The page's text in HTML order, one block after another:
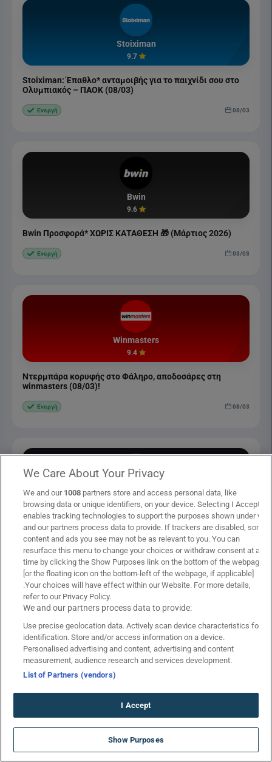
Stoiximan
9.7
Stoiximan: Έπαθλο* ανταμοιβής για το παιχνίδι σου στο
Ολυμπιακός – ΠΑΟΚ (08/03)
Ενεργή 08/03
Bwin
9.6
Bwin Προσφορά* ΧΩΡΙΣ ΚΑΤΑΘΕΣΗ 🎁 (Μάρτιος 2026)
Ενεργή 03/03
Winmasters
9.4
Ντερμπάρα κορυφής στο Φάληρο, αποδοσάρες στη
winmasters (08/03)!
Ενεργή 08/03
Novibet
9.5
Novibet: Αλλαγές στην τετράδα με ενισχυμένες
αποδόσεις (08/03)!
Ενεργή 08/03
Bet365
9.8
Bet365 Προσφορά* ΧΩΡΙΣ ΚΑΤΑΘΕΣΗ ▶️ (Μάρτιος 2026)
ΑΠΟΚΛΕΙΣΤΙΚΟ: Νέο Live Casino με
προσφορά* ΧΩΡΙΣ ΚΑΤΑΘΕΣΗ!
We Care About Your Privacy
We and our 1008 partners store and access personal data, like
browsing data or unique identifiers, on your device. Selecting I Accept
enables tracking technologies to support the purposes shown under we
and our partners process data to provide. If trackers are disabled, some
content and ads you see may not be as relevant to you. You can
resurface this menu to change your choices or withdraw consent at any
time by clicking the Show Purposes link on the bottom of the webpage
[or the floating icon on the bottom-left of the webpage, if applicable]
.Your choices will have effect within our Website. For more details,
refer to our Privacy Policy.
We and our partners process data to provide:
Use precise geolocation data. Actively scan device characteristics for
identification. Store and/or access information on a device.
Personalised advertising and content, advertising and content
measurement, audience research and services development.
List of Partners (vendors)
I Accept
Show Purposes